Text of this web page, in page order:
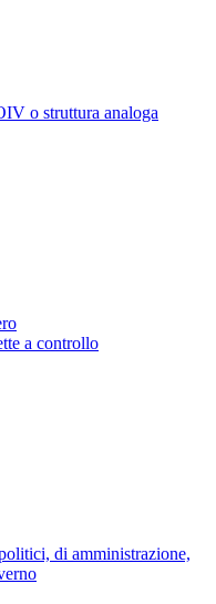
o struttura analoga
a controllo
di amministrazione,